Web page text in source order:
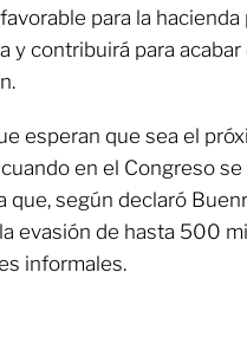
para la
y contribuirá para
esperan que sea el
en el Congreso
que, según declaró
evasión de hasta 500
informales.